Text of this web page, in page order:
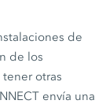
de
de los
otras
envía una